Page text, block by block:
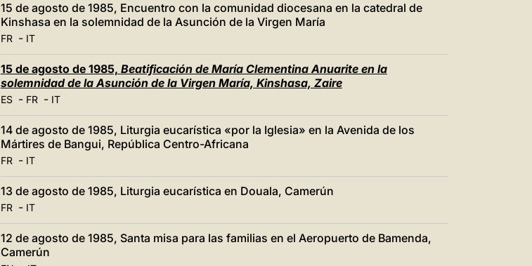
15 de agosto de 1985, Encuentro con la comunidad diocesana en la catedral de
Kinshasa en la solemnidad de la Asunción de la Virgen María
FR- IT
15 de agosto de 1985, Beatificación de María Clementina Anuarite en la
solemnidad de la Asunción de la Virgen María, Kinshasa, Zaire
ES- FR- IT
14 de agosto de 1985, Liturgia eucarística «por la Iglesia» en la Avenida de los
Mártires de Bangui, República Centro-Africana
FR- IT
13 de agosto de 1985, Liturgia eucarística en Douala, Camerún
FR- IT
12 de agosto de 1985, Santa misa para las familias en el Aeropuerto de Bamenda,
Camerún